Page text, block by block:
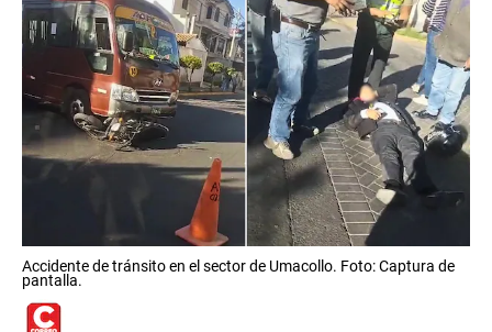
Accidente de tránsito en el sector de Umacollo. Foto: Captura de
pantalla.